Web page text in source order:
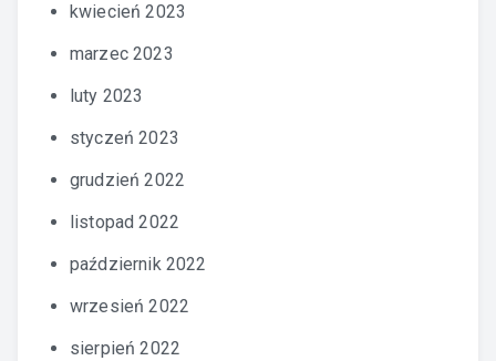
kwiecień 2023
marzec 2023
luty 2023
styczeń 2023
grudzień 2022
listopad 2022
październik 2022
wrzesień 2022
sierpień 2022